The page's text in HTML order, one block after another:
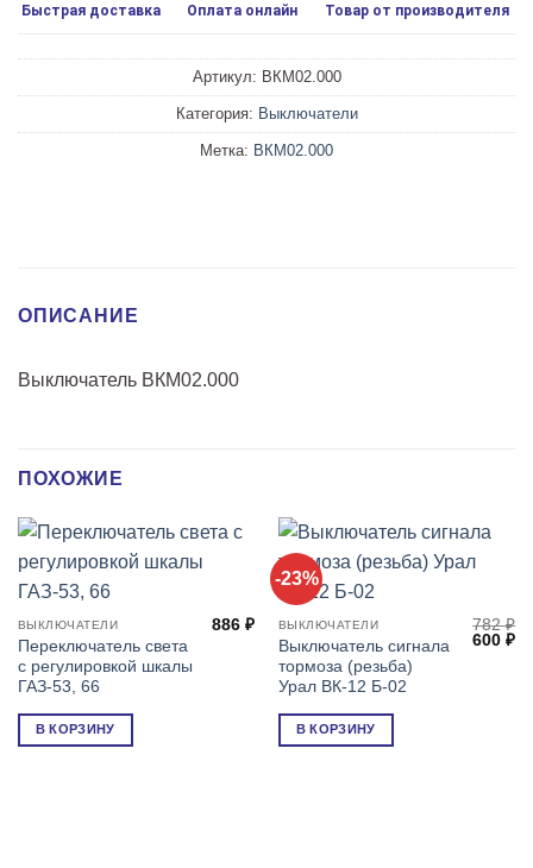
Быстрая доставка Оплата онлайн Товар от производителя
Артикул: ВКМ02.000
Категория: Выключатели
Метка: ВКМ02.000
ОПИСАНИЕ
Выключатель ВКМ02.000
ПОХОЖИЕ
ВЫКЛЮЧАТЕЛИ
Переключатель света
с регулировкой шкалы
ГАЗ-53, 66
886₽
В КОРЗИНУ
-23%
ВЫКЛЮЧАТЕЛИ
Выключатель сигнала
тормоза (резьба)
Урал ВК-12 Б-02
782₽
600₽
В КОРЗИНУ